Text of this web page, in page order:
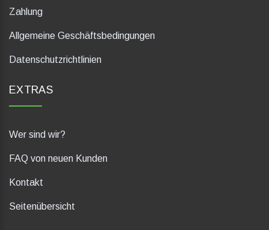
Zahlung
Allgemeine Geschäftsbedingungen
Datenschutzrichtlinien
EXTRAS
Wer sind wir?
FAQ von neuen Kunden
Kontakt
Seitenübersicht